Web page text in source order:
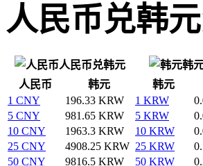
人民币兑韩
人民币兑韩元
韩
人民币
韩元 韩元
1 CNY
196.33 KRW 1 KRW
5 CNY
981.65 KRW 5 KRW
10 CNY
1963.3 KRW 10 KRW
25 CNY
4908.25 KRW 25 KRW
50 CNY
9816.5 KRW 50 KRW